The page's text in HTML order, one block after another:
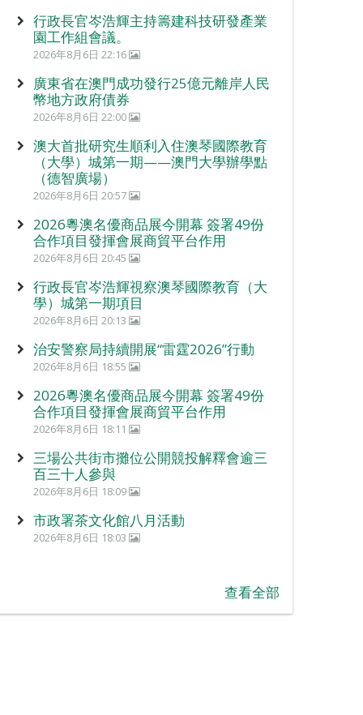
行政長官岑浩輝主持籌建科技研發產業
園工作組會議。
2026年8月6日 22:16
廣東省在澳門成功發行25億元離岸人民
幣地方政府債券
2026年8月6日 22:00
澳大首批研究生順利入住澳琴國際教育
（大學）城第一期——澳門大學辦學點
（德智廣場）
2026年8月6日 20:57
2026粵澳名優商品展今開幕 簽署49份
合作項目發揮會展商貿平台作用
2026年8月6日 20:45
行政長官岑浩輝視察澳琴國際教育（大
學）城第一期項目
2026年8月6日 20:13
治安警察局持續開展“雷霆2026”行動
2026年8月6日 18:55
2026粵澳名優商品展今開幕 簽署49份
合作項目發揮會展商貿平台作用
2026年8月6日 18:11
三場公共街市攤位公開競投解釋會逾三
百三十人參與
2026年8月6日 18:09
市政署茶文化館八月活動
2026年8月6日 18:03
查看全部